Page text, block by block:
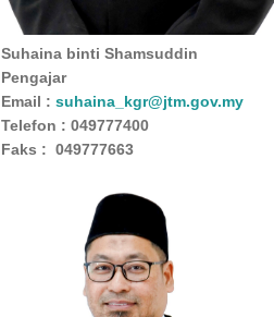
Suhaina binti Shamsuddin
Pengajar
Email : suhaina_kgr@jtm.gov.my
Telefon : 049777400
Faks : 049777663